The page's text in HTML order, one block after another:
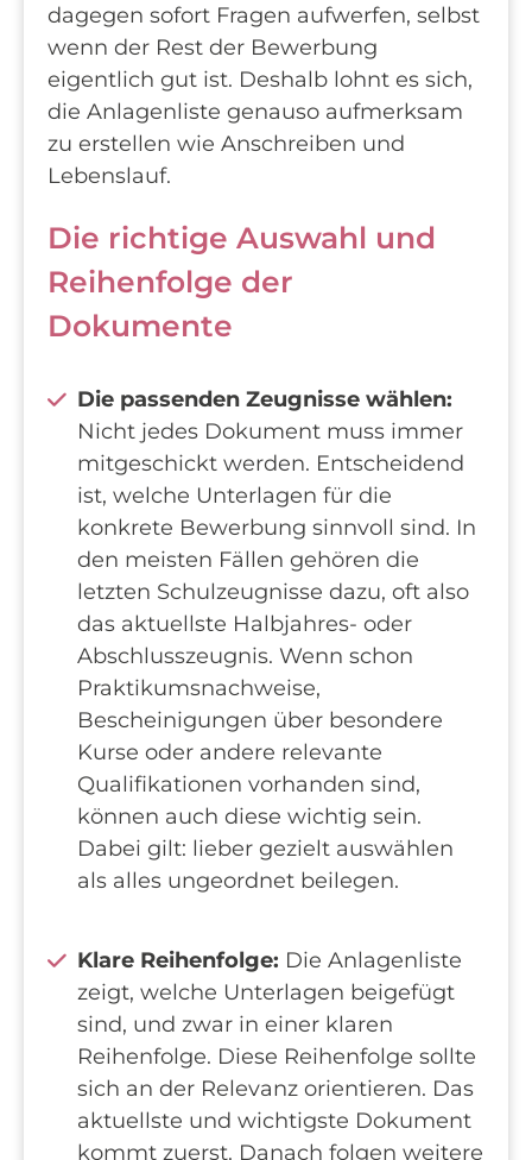
dagegen sofort Fragen aufwerfen, selbst
wenn der Rest der Bewerbung
eigentlich gut ist. Deshalb lohnt es sich,
die Anlagenliste genauso aufmerksam
zu erstellen wie Anschreiben und
Lebenslauf.
Die richtige Auswahl und
Reihenfolge der
Dokumente
Die passenden Zeugnisse wählen:
Nicht jedes Dokument muss immer
mitgeschickt werden. Entscheidend
ist, welche Unterlagen für die
konkrete Bewerbung sinnvoll sind. In
den meisten Fällen gehören die
letzten Schulzeugnisse dazu, oft also
das aktuellste Halbjahres- oder
Abschlusszeugnis. Wenn schon
Praktikumsnachweise,
Bescheinigungen über besondere
Kurse oder andere relevante
Qualifikationen vorhanden sind,
können auch diese wichtig sein.
Dabei gilt: lieber gezielt auswählen
als alles ungeordnet beilegen.
Klare Reihenfolge: Die Anlagenliste
zeigt, welche Unterlagen beigefügt
sind, und zwar in einer klaren
Reihenfolge. Diese Reihenfolge sollte
sich an der Relevanz orientieren. Das
aktuellste und wichtigste Dokument
kommt zuerst. Danach folgen weitere